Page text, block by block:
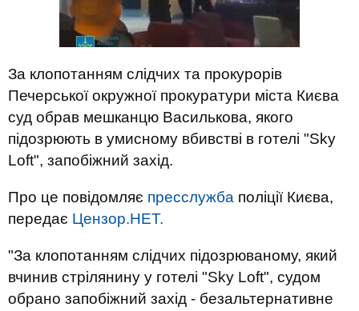
За клопотанням слідчих та прокурорів
Печерської окружної прокуратури міста Києва
суд обрав мешканцю Василькова, якого
підозрюють в умисному вбивстві в готелі "Sky
Loft", запобіжний захід.
Про це повідомляє пресслужба поліції Києва,
передає Цензор.НЕТ.
"За клопотанням слідчих підозрюваному, який
вчинив стрілянину у готелі "Sky Loft", судом
обрано запобіжний захід - безальтернативне